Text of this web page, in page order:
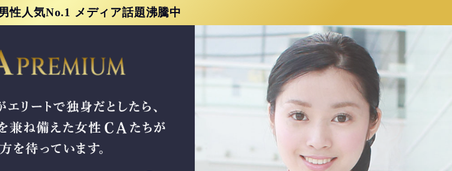
性人気No.1 メディア話題沸騰中